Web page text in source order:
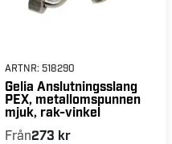
ARTNR: 518290
Gelia Anslutningsslang
PEX, metallomspunnen
mjuk, rak-vinkel
Från273 kr